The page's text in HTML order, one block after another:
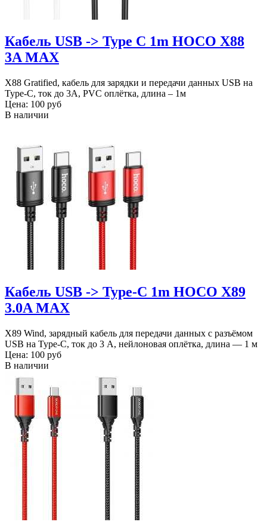
Кабель USB -> Type C 1m HOCO X88
3A MAX
X88 Gratified, кабель для зарядки и передачи данных USB на
Type-C, ток до 3A, PVC оплётка, длина – 1м
Цена: 100 руб
В наличии
Кабель USB -> Type-C 1m HOCO X89
3.0A MAX
X89 Wind, зарядный кабель для передачи данных с разъёмом
USB на Type-C, ток до 3 А, нейлоновая оплётка, длина — 1 м
Цена: 100 руб
В наличии